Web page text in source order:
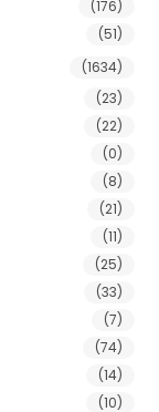
(176)
(51)
(1634)
(23)
(22)
(0)
(8)
(21)
(11)
(25)
(33)
(7)
(74)
(14)
(10)